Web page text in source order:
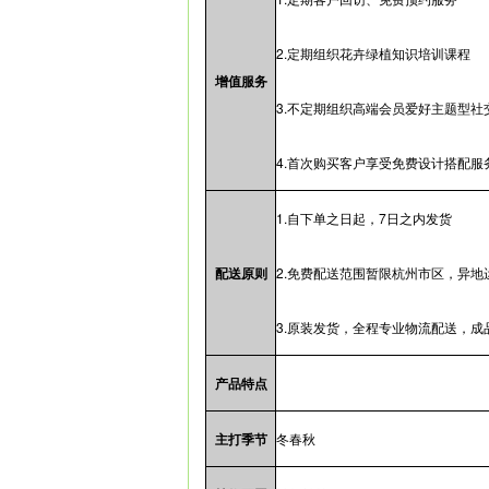
增值服务
2.定期组织花卉绿植知识培训课程
3.不定期组织高端会员爱好主题型社
4.首次购买客户享受免费设计搭配服
配送原则
1.自下单之日起，7日之内发货
2.免费配送范围暂限杭州市区，异地
3.原装发货，全程专业物流配送，成
产品特点
主打季节 冬春秋